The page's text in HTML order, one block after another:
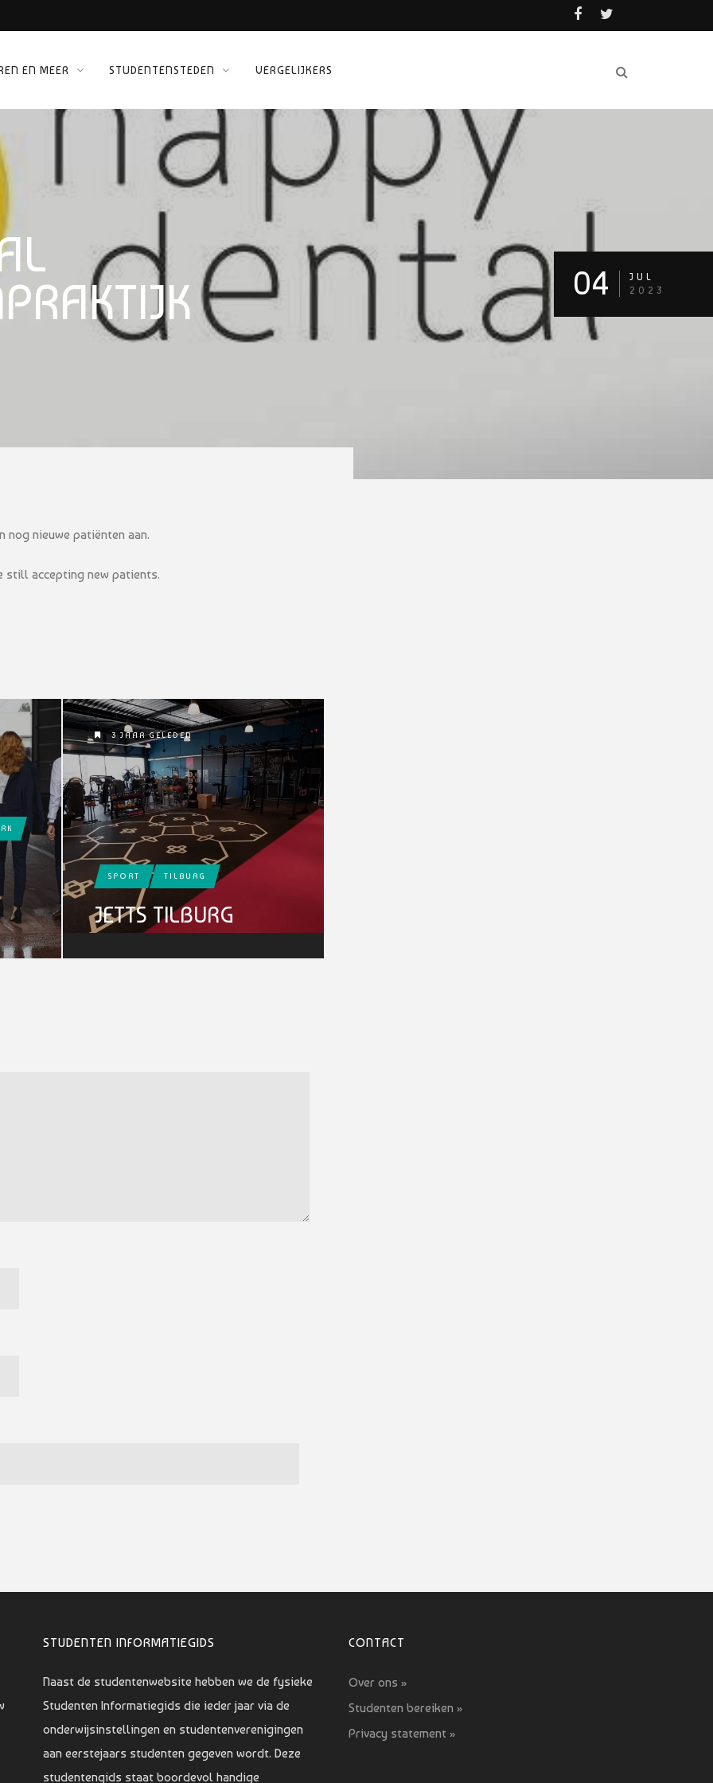
EN MEER STUDENTENSTEDEN VERGELIJKERS
04
JUL
2023
nog nieuwe patiënten aan.
still accepting new patients.
3 JAAR GELEDEN
SPORT TILBURG
JETTS TILBURG
STUDENTEN INFORMATIEGIDS
Naast de studentenwebsite hebben we de fysieke
Studenten Informatiegids die ieder jaar via de
onderwijsinstellingen en studentenverenigingen
aan eerstejaars studenten gegeven wordt. Deze
studentengids staat boordevol handige
CONTACT
Over ons »
Studenten bereiken »
Privacy statement »